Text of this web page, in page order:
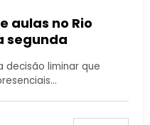
aulas no Rio
segunda
decisão liminar que